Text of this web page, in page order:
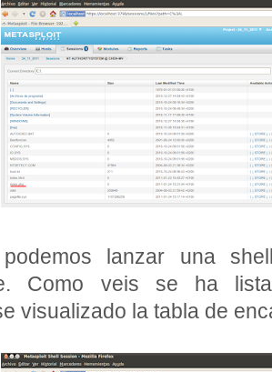
lanzar una
Como veis se ha
visualizado la tabla de